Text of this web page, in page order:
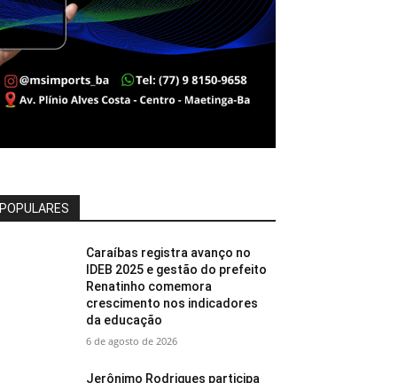
POPULARES
Caraíbas registra avanço no
IDEB 2025 e gestão do prefeito
Renatinho comemora
crescimento nos indicadores
da educação
6 de agosto de 2026
Jerônimo Rodrigues participa